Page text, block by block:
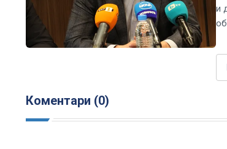
и
Коментари (0)